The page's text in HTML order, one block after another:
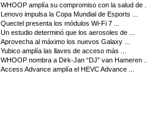
WHOOP amplía su compromiso con la salud de ...
Lenovo impulsa la Copa Mundial de Esports ...
Quectel presenta los módulos Wi-Fi 7 ...
Un estudio determinó que los aerosoles de ...
Aprovecha al máximo los nuevos Galaxy ...
Yubico amplía las llaves de acceso más ...
WHOOP nombra a Dirk-Jan “DJ” van Hameren ...
Access Advance amplía el HEVC Advance ...